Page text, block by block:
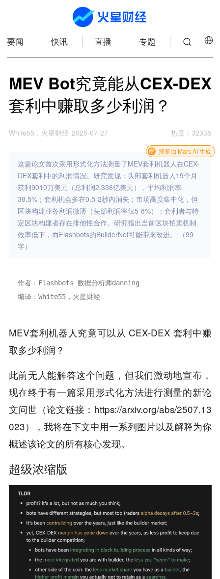
要闻 快讯 直播 专题
MEV Bot究竟能从CEX-DEX
套利中赚取多少利润？
White55，火星财经 2025-07-27 热度 ：32338
这篇论文首次采用形式化方法测量了MEV套利机器人在CEX-
DEX套利中的利润情况。研究发现：头部套利机器人19个月
获利9010万美元（总利润2.338亿美元），平均利润率
38.5%；套利机会多在0.5-2秒内消失；市场高度集中化，但
区块构建业务利润微薄（头部利润率仅5-8%）；套利者与特
定区块构建者存在排他性合作。研究指出当前区块拍卖机制
效率低下，而Flashbots的BuilderNet可能带来改进。 （99
字）
摘要由 Mars AI 生成
作者：Flashbots 数据分析师danning
编译：White55，火星财经
MEV套利机器人究竟可以从 CEX-DEX 套利中赚
取多少利润？
此前无人能解答这个问题，但我们激动地宣布，
现在终于有一篇采用形式化方法进行测量的新论
文问世（论文链接：https://arxiv.org/abs/2507.13
023），我将在下文中用一系列图片以及解释为你
概述该论文的所有核心发现。
超级浓缩版